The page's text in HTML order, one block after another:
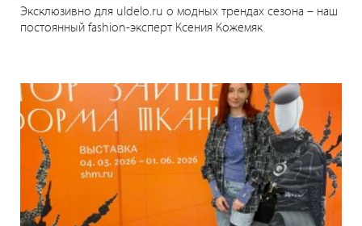
Эксклюзивно для uldelo.ru о модных трендах сезона – наш
постоянный fashion-эксперт Ксения Кожемяк